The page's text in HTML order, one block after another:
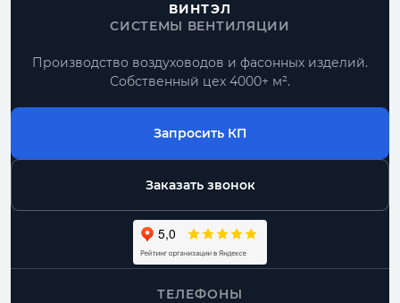
ВИНТЭЛ
СИСТЕМЫ ВЕНТИЛЯЦИИ
Производство воздуховодов и фасонных изделий.
Собственный цех 4000+ м².
Запросить КП
Заказать звонок
ТЕЛЕФОНЫ